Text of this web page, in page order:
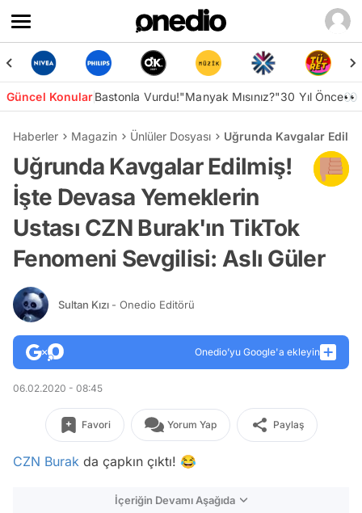
Güncel KonularBastonla Vurdu!"Manyak Mısınız?"30 Yıl Önce👀
Haberler Magazin Ünlüler Dosyası Uğrunda Kavgalar
Uğrunda Kavgalar Edilmiş!
İşte Devasa Yemeklerin
Ustası CZN Burak'ın TikTok
Fenomeni Sevgilisi: Aslı Güler
Sultan Kızı - Onedio Editörü
Onedio’yu Google'a ekleyin
06.02.2020 - 08:45
Favori Yorum Yap Paylaş
CZN Burak da çapkın çıktı! 😂
İçeriğin Devamı Aşağıda